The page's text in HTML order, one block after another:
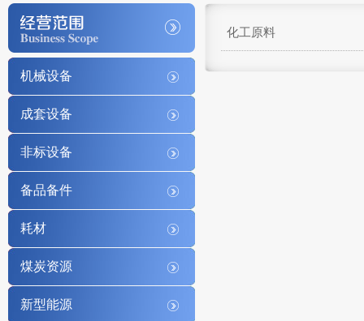
机械设备
成套设备
非标设备
备品备件
耗材
煤炭资源
新型能源
化工原料